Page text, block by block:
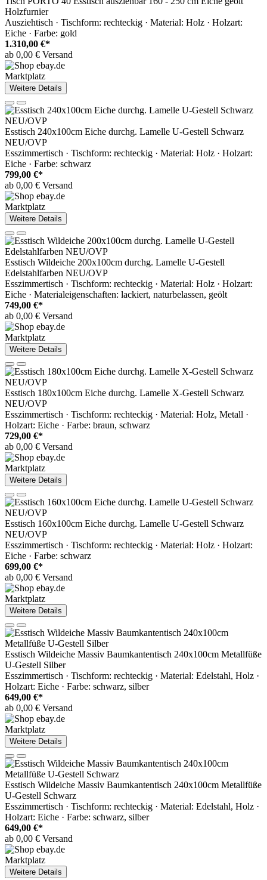
Holzfurnier
Ausziehtisch · Tischform: rechteckig · Material: Holz · Holzart:
Eiche · Farbe: gold
1.310,00 €*
ab 0,00 € Versand
Marktplatz
Weitere Details
Esstisch 240x100cm Eiche durchg. Lamelle U-Gestell Schwarz
NEU/OVP
Esszimmertisch · Tischform: rechteckig · Material: Holz · Holzart:
Eiche · Farbe: schwarz
799,00 €*
ab 0,00 € Versand
Marktplatz
Weitere Details
Esstisch Wildeiche 200x100cm durchg. Lamelle U-Gestell
Edelstahlfarben NEU/OVP
Esszimmertisch · Tischform: rechteckig · Material: Holz · Holzart:
Eiche · Materialeigenschaften: lackiert, naturbelassen, geölt
749,00 €*
ab 0,00 € Versand
Marktplatz
Weitere Details
Esstisch 180x100cm Eiche durchg. Lamelle X-Gestell Schwarz
NEU/OVP
Esszimmertisch · Tischform: rechteckig · Material: Holz, Metall ·
Holzart: Eiche · Farbe: braun, schwarz
729,00 €*
ab 0,00 € Versand
Marktplatz
Weitere Details
Esstisch 160x100cm Eiche durchg. Lamelle U-Gestell Schwarz
NEU/OVP
Esszimmertisch · Tischform: rechteckig · Material: Holz · Holzart:
Eiche · Farbe: schwarz
699,00 €*
ab 0,00 € Versand
Marktplatz
Weitere Details
Esstisch Wildeiche Massiv Baumkantentisch 240x100cm Metallfüße
U-Gestell Silber
Esszimmertisch · Tischform: rechteckig · Material: Edelstahl, Holz ·
Holzart: Eiche · Farbe: schwarz, silber
649,00 €*
ab 0,00 € Versand
Marktplatz
Weitere Details
Esstisch Wildeiche Massiv Baumkantentisch 240x100cm Metallfüße
U-Gestell Schwarz
Esszimmertisch · Tischform: rechteckig · Material: Edelstahl, Holz ·
Holzart: Eiche · Farbe: schwarz, silber
649,00 €*
ab 0,00 € Versand
Marktplatz
Weitere Details